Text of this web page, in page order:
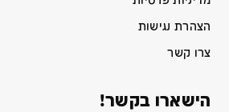
הצהרת נגישות
צרו קשר
הישארו בקשר!